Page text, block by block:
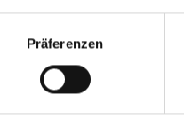
Präferenzen
sûrement déjà –
adresses suisses de
Un hôtel de bien-être
et modernité est
le décor.